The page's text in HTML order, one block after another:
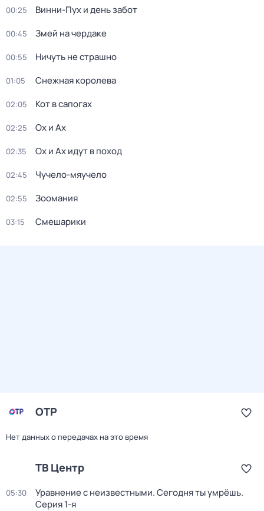
00:25 Винни-Пух и день забот
00:45 Змей на чердаке
00:55 Ничуть не страшно
01:05 Снежная королева
02:05 Кот в сапогах
02:25 Ох и Ах
02:35 Ох и Ах идут в поход
02:45 Чучело-мяучело
02:55 Зоомания
03:15 Смешарики
ОТР
Нет данных о передачах на это время
ТВ Центр
05:30 Уравнение с неизвестными. Сегодня ты умрёшь.
Серия 1-я